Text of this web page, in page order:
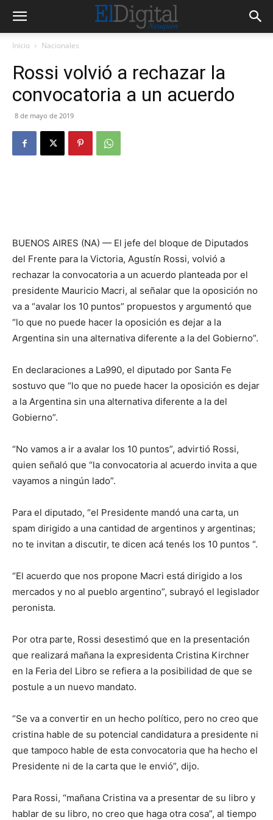
Inicio Nacionales
Rossi volvió a rechazar la
convocatoria a un acuerdo
8 de mayo de 2019
BUENOS AIRES (NA) — El jefe del bloque de Diputados
del Frente para la Victoria, Agustín Rossi, volvió a
rechazar la convocatoria a un acuerdo planteada por el
presidente Mauricio Macri, al señalar que la oposición no
va a “avalar los 10 puntos” propuestos y argumentó que
“lo que no puede hacer la oposición es dejar a la
Argentina sin una alternativa diferente a la del Gobierno”.
En declaraciones a La990, el diputado por Santa Fe
sostuvo que “lo que no puede hacer la oposición es dejar
a la Argentina sin una alternativa diferente a la del
Gobierno”.
“No vamos a ir a avalar los 10 puntos”, advirtió Rossi,
quien señaló que “la convocatoria al acuerdo invita a que
vayamos a ningún lado”.
Para el diputado, “el Presidente mandó una carta, un
spam dirigido a una cantidad de argentinos y argentinas;
no te invitan a discutir, te dicen acá tenés los 10 puntos “.
“El acuerdo que nos propone Macri está dirigido a los
mercados y no al pueblo argentino”, subrayó el legislador
peronista.
Por otra parte, Rossi desestimó que en la presentación
que realizará mañana la expresidenta Cristina Kirchner
en la Feria del Libro se refiera a la posibilidad de que se
postule a un nuevo mandato.
“Se va a convertir en un hecho político, pero no creo que
cristina hable de su potencial candidatura a presidente ni
que tampoco hable de esta convocatoria que ha hecho el
Presidente ni de la carta que le envió”, dijo.
Para Rossi, “mañana Cristina va a presentar de su libro y
hablar de su libro, no creo que haga otra cosa”, al tiempo